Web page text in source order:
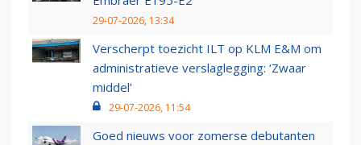
29-07-2026, 13:34
Verscherpt toezicht ILT op KLM E&M om
administratieve verslaglegging: ‘Zwaar
middel’
29-07-2026, 11:54
Goed nieuws voor zomerse debutanten